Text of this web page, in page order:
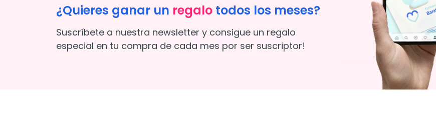
¿Quieres ganar un regalo todos los meses?
Suscríbete a nuestra newsletter y consigue un regalo
especial en tu compra de cada mes por ser suscriptor!